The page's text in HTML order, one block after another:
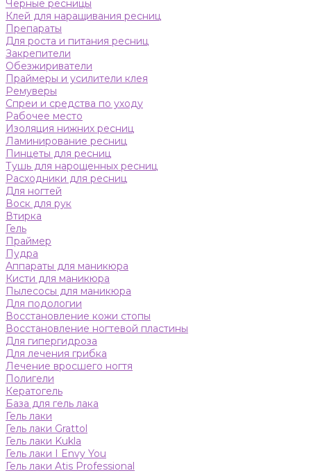
Черные ресницы
Клей для наращивания ресниц
Препараты
Для роста и питания ресниц
Закрепители
Обезжириватели
Праймеры и усилители клея
Ремуверы
Спреи и средства по уходу
Рабочее место
Изоляция нижних ресниц
Ламинирование ресниц
Пинцеты для ресниц
Тушь для нарощенных ресниц
Расходники для ресниц
Для ногтей
Воск для рук
Втирка
Гель
Праймер
Пудра
Аппараты для маникюра
Кисти для маникюра
Пылесосы для маникюра
Для подологии
Восстановление кожи стопы
Восстановление ногтевой пластины
Для гипергидроза
Для лечения грибка
Лечение вросшего ногтя
Полигели
Кератогель
База для гель лака
Гель лаки
Гель лаки Grattol
Гель лаки Kukla
Гель лаки I Envy You
Гель лаки Atis Professional